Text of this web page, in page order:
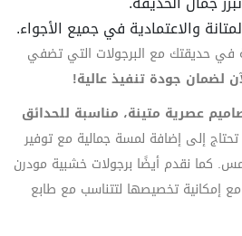
والاعتمادية في جميع الأجواء.
في حديقتك مع البرجولات التي تضفي
لضمان جودة تنفيذ عالية!
عصرية متينة، مناسبة للحدائق
إلى إضافة لمسة جمالية مع توفير
كما نقدم أيضًا برجولات خشبية مودرن
إمكانية تخصيصها لتتناسب مع طابع